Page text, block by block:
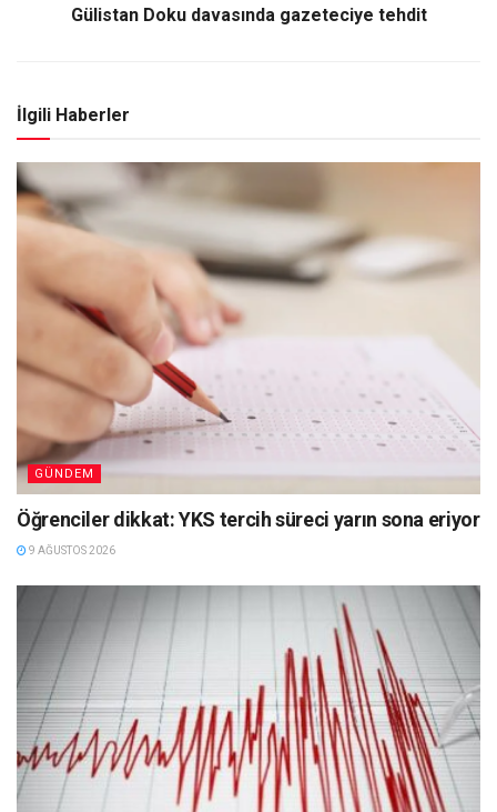
Gülistan Doku davasında gazeteciye tehdit
İlgili Haberler
GÜNDEM
Öğrenciler dikkat: YKS tercih süreci yarın sona eriyor
9 AĞUSTOS 2026